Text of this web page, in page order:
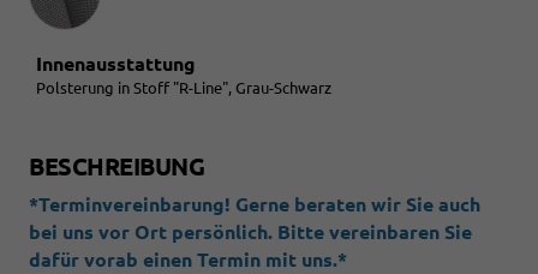
Innenausstattung
Polsterung in Stoff "R-Line", Grau-Schwarz
BESCHREIBUNG
*Terminvereinbarung! Gerne beraten wir Sie auch
bei uns vor Ort persönlich. Bitte vereinbaren Sie
dafür vorab einen Termin mit uns.*